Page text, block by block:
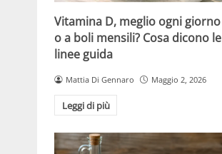
Vitamina D, meglio ogni giorno
o a boli mensili? Cosa dicono le
linee guida
Mattia Di Gennaro Maggio 2, 2026
Leggi di più